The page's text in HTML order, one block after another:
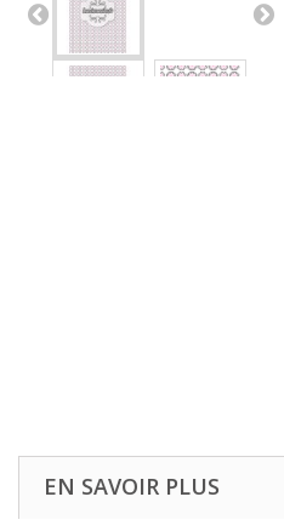
EN SAVOIR PLUS